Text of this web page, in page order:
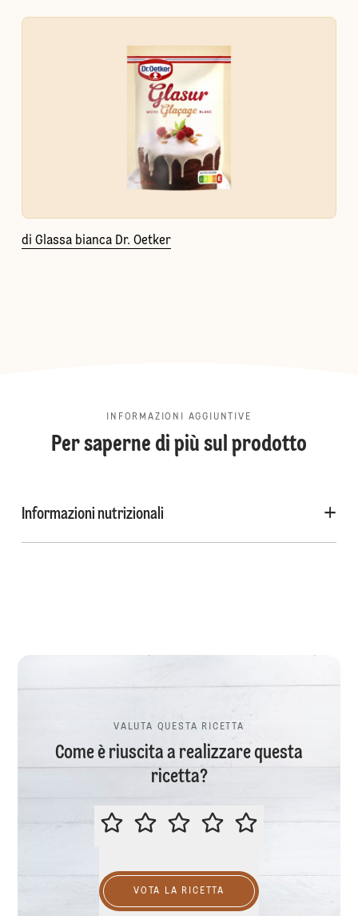
di Glassa bianca Dr. Oetker
INFORMAZIONI AGGIUNTIVE
Per saperne di più sul prodotto
Informazioni nutrizionali
VALUTA QUESTA RICETTA
Come è riuscita a realizzare questa
ricetta?
VALUTA QUESTA RICETTA
VOTA LA RICETTA